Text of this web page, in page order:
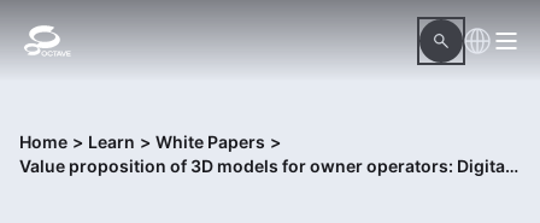
Home > Learn > White Papers >
Value proposition of 3D models for owner operators: Digital twins